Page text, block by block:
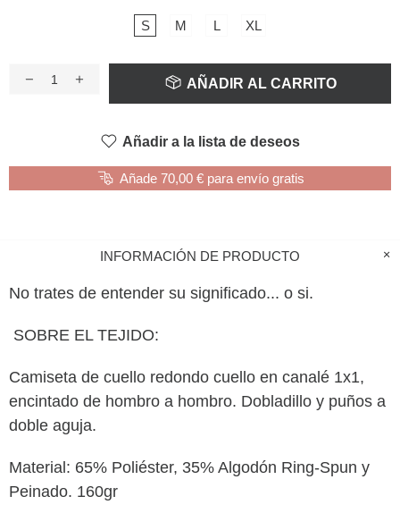
S M L XL
AÑADIR AL CARRITO
Añadir a la lista de deseos
Añade 70,00 € para envío gratis
INFORMACIÓN DE PRODUCTO
No trates de entender su significado... o si.
SOBRE EL TEJIDO:
Camiseta de cuello redondo cuello en canalé 1x1,
encintado de hombro a hombro. Dobladillo y puños a
doble aguja.
Material: 65% Poliéster, 35% Algodón Ring-Spun y
Peinado. 160gr